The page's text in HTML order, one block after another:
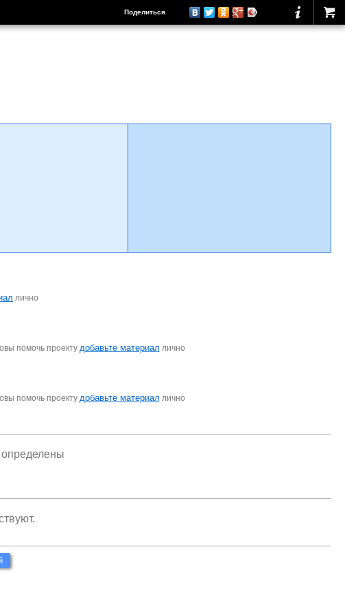
Поделиться
лично
помочь проекту добавьте материал лично
помочь проекту добавьте материал лично